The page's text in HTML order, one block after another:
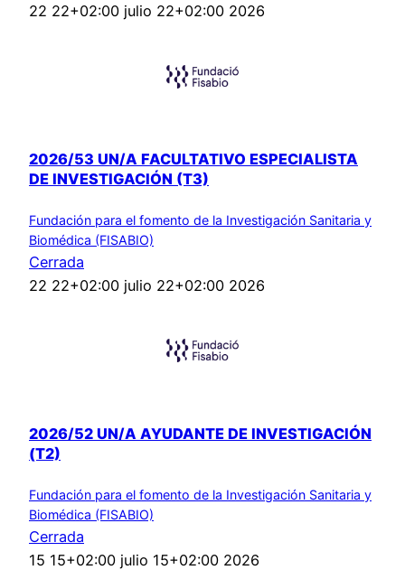
22 22+02:00 julio 22+02:00 2026
2026/53 UN/A FACULTATIVO ESPECIALISTA
DE INVESTIGACIÓN (T3)
Fundación para el fomento de la Investigación Sanitaria y
Biomédica (FISABIO)
Cerrada
22 22+02:00 julio 22+02:00 2026
2026/52 UN/A AYUDANTE DE INVESTIGACIÓN
(T2)
Fundación para el fomento de la Investigación Sanitaria y
Biomédica (FISABIO)
Cerrada
15 15+02:00 julio 15+02:00 2026